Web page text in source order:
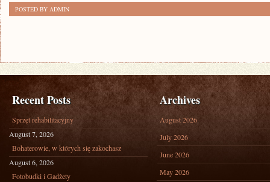
POSTED BY ADMIN
Recent Posts
Sprzęt rehabilitacyjny
August 7, 2026
Bohaterowie, w których się zakochasz
August 6, 2026
Fotobudki i Gadżety
Archives
August 2026
July 2026
June 2026
May 2026